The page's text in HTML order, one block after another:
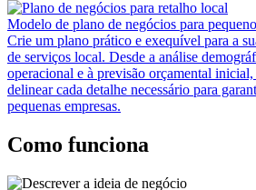
Modelo de plano de negócios para
Crie um plano prático e exequível para a
de serviços local. Desde a análise
operacional e à previsão orçamental
delinear cada detalhe necessário para
pequenas empresas.
Como funciona